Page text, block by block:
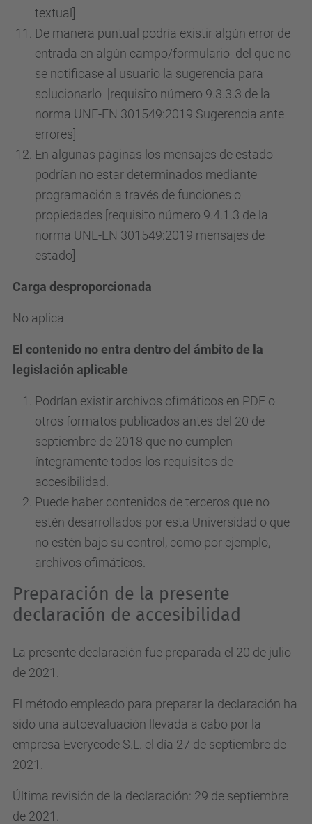
textual]
De manera puntual podría existir algún error de
entrada en algún campo/formulario del que no
se notificase al usuario la sugerencia para
solucionarlo [requisito número 9.3.3.3 de la
norma UNE-EN 301549:2019 Sugerencia ante
errores]
En algunas páginas los mensajes de estado
podrían no estar determinados mediante
programación a través de funciones o
propiedades [requisito número 9.4.1.3 de la
norma UNE-EN 301549:2019 mensajes de
estado]
Carga desproporcionada
No aplica
El contenido no entra dentro del ámbito de la
legislación aplicable
Podrían existir archivos ofimáticos en PDF o
otros formatos publicados antes del 20 de
septiembre de 2018 que no cumplen
íntegramente todos los requisitos de
accesibilidad.
Puede haber contenidos de terceros que no
estén desarrollados por esta Universidad o que
no estén bajo su control, como por ejemplo,
archivos ofimáticos.
Preparación de la presente
declaración de accesibilidad
La presente declaración fue preparada el 20 de julio
de 2021.
El método empleado para preparar la declaración ha
sido una autoevaluación llevada a cabo por la
empresa Everycode S.L. el día 27 de septiembre de
2021.
Última revisión de la declaración: 29 de septiembre
de 2021.